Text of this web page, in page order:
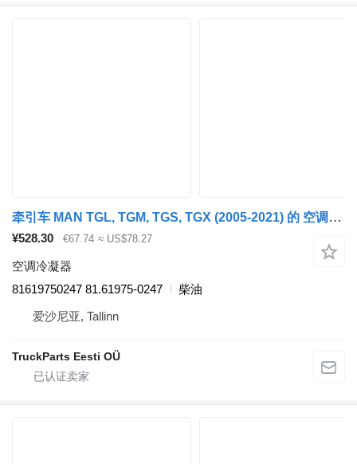
牵引车 MAN TGL, TGM, TGS, TGX (2005-2021) 的 空调冷凝器 MAN TGX 26.440 (01.07-) 81619750247
¥528.30 €67.74 ≈ US$78.27
空调冷凝器
81619750247 81.61975-0247
柴油
爱沙尼亚, Tallinn
TruckParts Eesti OÜ